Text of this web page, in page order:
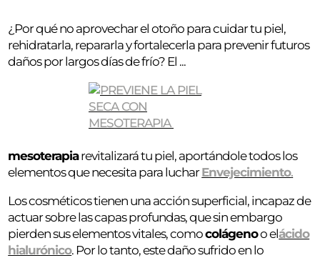
¿Por qué no aprovechar el otoño para cuidar tu piel,
rehidratarla, repararla y fortalecerla para prevenir futuros
daños por largos días de frío? El ...
mesoterapiarevitalizará tu piel, aportándole todos los
elementos que necesita para lucharEnvejecimiento.
Los cosméticos tienen una acción superficial, incapaz de
actuar sobre las capas profundas, que sin embargo
pierden sus elementos vitales, comocolágenoo elácido
hialurónico. Por lo tanto, este daño sufrido en lo